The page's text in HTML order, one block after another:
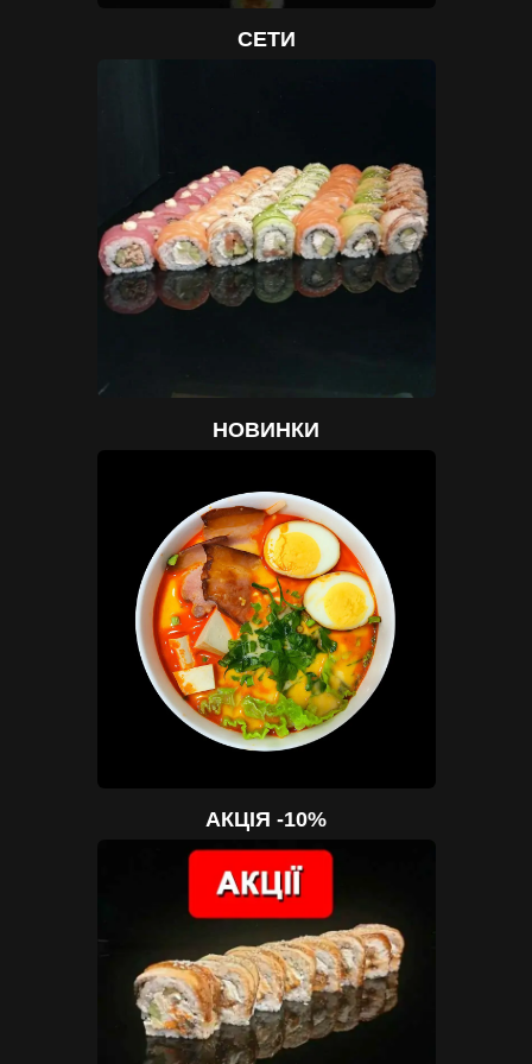
СЕТИ
НОВИНКИ
АКЦІЯ -10%